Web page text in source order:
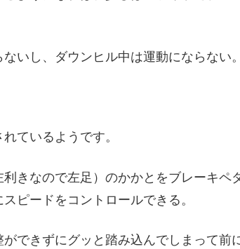
いし、ダウンヒル中は運動にならない。
ているようです。
きなので左足）のかかとをブレーキペ
ピードをコントロールできる。
できずにグッと踏み込んでしまって前